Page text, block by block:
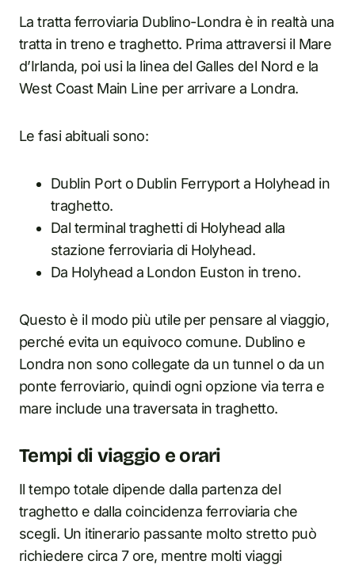
La tratta ferroviaria Dublino-Londra è in realtà una
tratta in treno e traghetto. Prima attraversi il Mare
d’Irlanda, poi usi la linea del Galles del Nord e la
West Coast Main Line per arrivare a Londra.
Le fasi abituali sono:
Dublin Port o Dublin Ferryport a Holyhead in
traghetto.
Dal terminal traghetti di Holyhead alla
stazione ferroviaria di Holyhead.
Da Holyhead a London Euston in treno.
Questo è il modo più utile per pensare al viaggio,
perché evita un equivoco comune. Dublino e
Londra non sono collegate da un tunnel o da un
ponte ferroviario, quindi ogni opzione via terra e
mare include una traversata in traghetto.
Tempi di viaggio e orari
Il tempo totale dipende dalla partenza del
traghetto e dalla coincidenza ferroviaria che
scegli. Un itinerario passante molto stretto può
richiedere circa 7 ore, mentre molti viaggi